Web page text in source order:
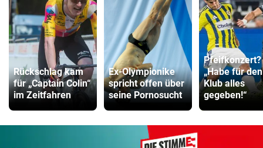
Rückschlag kam
für „Captain Colin“
im Zeitfahren
Ex-Olympionike
spricht offen über
seine Pornosucht
Pfeifkonzert?
„Habe für den
Klub alles
gegeben!“